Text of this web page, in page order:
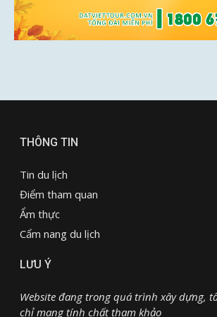
THÔNG TIN
Tin du lịch
Điểm tham quan
Ẩm thực
Cẩm nang du lịch
LƯU Ý
Website đang trong quá trình xây dựng,
chỉ mang tính chất tham khảo